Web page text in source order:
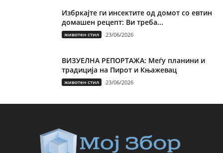
Избркајте ги инсектите од домот со евтин
домашен рецепт: Ви треба...
животен стил 23/06/2026
ВИЗУЕЛНА РЕПОРТАЖА: Меѓу планини и
традиција на Пирот и Књажевац
животен стил 23/06/2026